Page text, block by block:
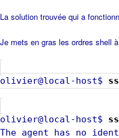
La solution trouvée qui a
Je mets en gras les ordres shell
olivier@local-host$
olivier@local-host$
The agent has no